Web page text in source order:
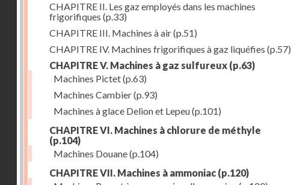
CHAPITRE II. Les gaz employés dans les machines
frigorifiques (p.33)
CHAPITRE III. Machines à air(p.51)
CHAPITRE IV. Machines frigorifiques à gaz liquéfies (p.57)
CHAPITRE V. Machines à gaz sulfureux (p.63)
Machines Pictet(p.63)
Machines Cambier(p.93)
Machines à glace Delion et Lepeu(p.101)
CHAPITRE VI. Machines à chlorure de méthyle
(p.104)
Machines Douane(p.104)
CHAPITRE VII. Machines à ammoniac (p.120)